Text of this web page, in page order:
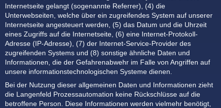
Internetseite gelangt (sogenannte Referrer), (4) die
Unterwebseiten, welche über ein zugreifendes System auf unserer
Internetseite angesteuert werden, (5) das Datum und die Uhrzeit
eines Zugriffs auf die Internetseite, (6) eine Internet-Protokoll-
Adresse (IP-Adresse), (7) der Internet-Service-Provider des
zugreifenden Systems und (8) sonstige ähnliche Daten und
Informationen, die der Gefahrenabwehr im Falle von Angriffen auf
unsere informationstechnologischen Systeme dienen.
Bei der Nutzung dieser allgemeinen Daten und Informationen zieht
die Langenfeld Prozessautomation keine Rückschlüsse auf die
betroffene Person. Diese Informationen werden vielmehr benötigt,